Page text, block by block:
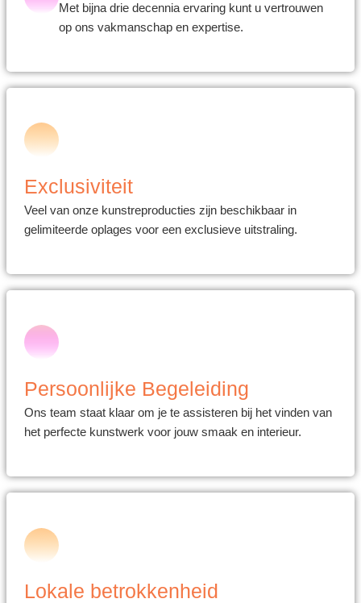
Met bijna drie decennia ervaring kunt u vertrouwen
op ons vakmanschap en expertise.
Exclusiviteit
Veel van onze kunstreproducties zijn beschikbaar in
gelimiteerde oplages voor een exclusieve uitstraling.
Persoonlijke Begeleiding
Ons team staat klaar om je te assisteren bij het vinden van
het perfecte kunstwerk voor jouw smaak en interieur.
Lokale betrokkenheid